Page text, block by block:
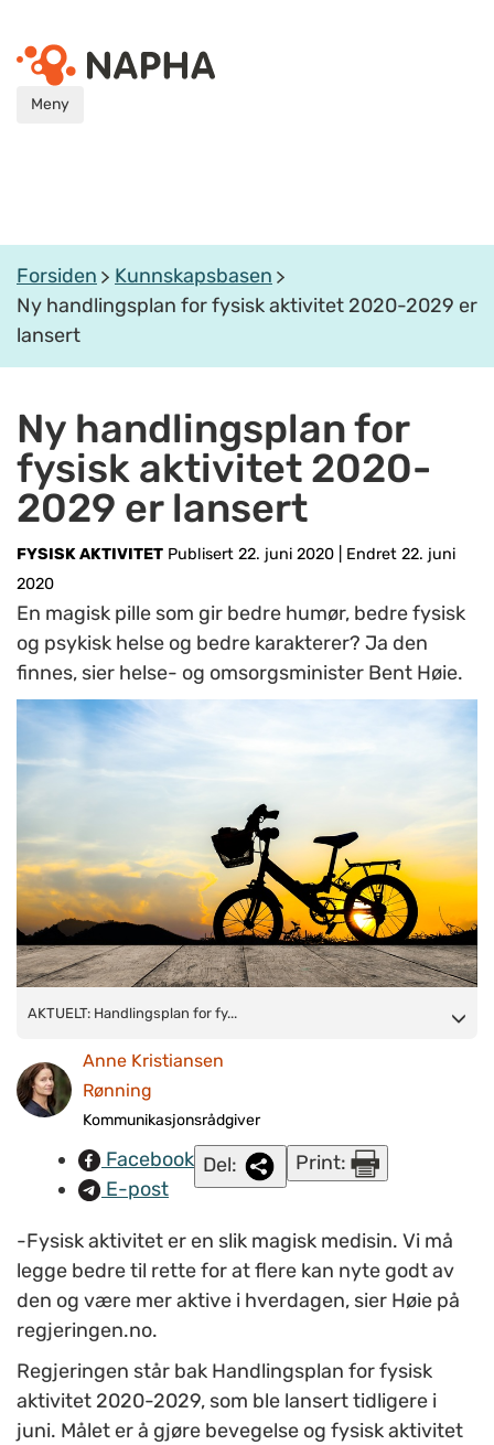
Meny
Forsiden
Kunnskapsbasen
Ny handlingsplan for fysisk aktivitet 2020-2029 er
lansert
Ny handlingsplan for
fysisk aktivitet 2020-
2029 er lansert
FYSISK AKTIVITET Publisert 22. juni 2020
Endret 22. juni
2020
En magisk pille som gir bedre humør, bedre fysisk
og psykisk helse og bedre karakterer? Ja den
finnes, sier helse- og omsorgsminister Bent Høie.
AKTUELT: Handlingsplan for fysisk aktivitet 2020-2029 er
seg til hverdags, både til fots og på sykkel. (Ill.foto:
www.colourbox.com)
AKTUELT: Handlingsplan for fy...
Anne Kristiansen
Rønning
Kommunikasjonsrådgiver
Facebook
E-post
Del: Print:
-Fysisk aktivitet er en slik magisk medisin. Vi må
legge bedre til rette for at flere kan nyte godt av
den og være mer aktive i hverdagen, sier Høie på
regjeringen.no.
Regjeringen står bak Handlingsplan for fysisk
aktivitet 2020-2029, som ble lanserttidligere i
juni. Målet er å gjøre bevegelse og fysisk aktivitet